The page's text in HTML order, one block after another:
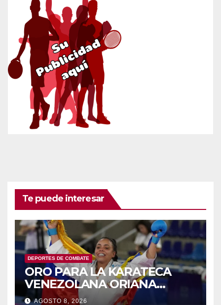
Te puede interesar
DEPORTES DE COMBATE
ORO PARA LA KARATECA
VENEZOLANA ORIANA
RODRÍGUEZ
AGOSTO 8, 2026